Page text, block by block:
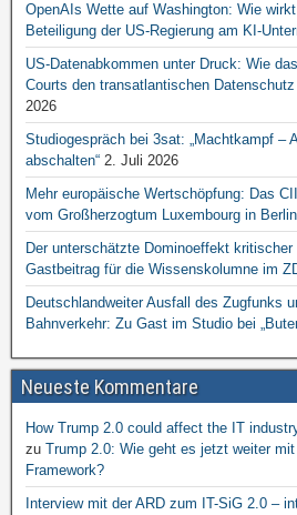
OpenAIs Wette auf Washington: Wie
Beteiligung der US-Regierung am KI-
US-Datenabkommen unter Druck: Wie
Courts den transatlantischen
2026
Studiogespräch bei 3sat: „Machtkampf –
abschalten“ 2. Juli 2026
Mehr europäische Wertschöpfung: Das
vom Großherzogtum Luxembourg in Berlin
Der unterschätzte Dominoeffekt
Gastbeitrag für die Wissenskolumne im
Deutschlandweiter Ausfall des Zugfunks
Bahnverkehr: Zu Gast im Studio bei
Neueste Kommentare
How Trump 2.0 could affect the IT
zu Trump 2.0: Wie geht es jetzt weiter
Framework?
Interview mit der ARD zum IT-SiG 2.0 –